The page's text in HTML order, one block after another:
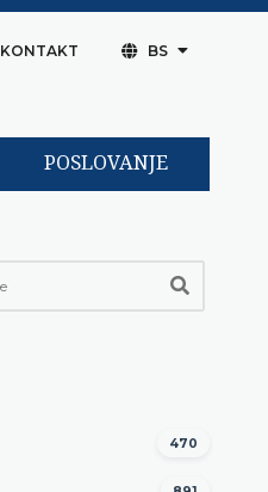
KONTAKT BS
POSLOVANJE
470